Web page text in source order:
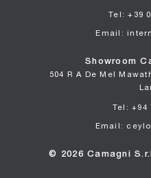
Tel: +39
Email:
Showroom
504 R A De Mel
Tel: +94
Email:
© 2026 Camagni